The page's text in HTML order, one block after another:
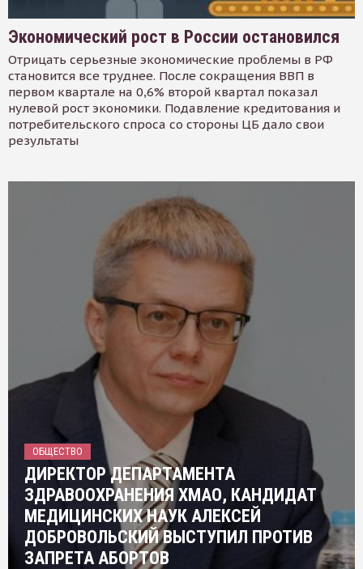
Экономический рост в России остановился
Отрицать серьезные экономические проблемы в РФ
становится все труднее. После сокращения ВВП в
первом квартале на 0,6% второй квартал показал
нулевой рост экономики. Подавление кредитования и
потребительского спроса со стороны ЦБ дало свои
результаты
ОБЩЕСТВО
ДИРЕКТОР ДЕПАРТАМЕНТА
ЗДРАВООХРАНЕНИЯ ХМАО, КАНДИДАТ
МЕДИЦИНСКИХ НАУК АЛЕКСЕЙ
ДОБРОВОЛЬСКИЙ ВЫСТУПИЛ ПРОТИВ
ЗАПРЕТА АБОРТОВ